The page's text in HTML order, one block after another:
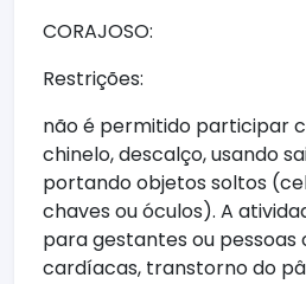
CORAJOSO:
Restrições:
não é permitido participar
chinelo, descalço, usando
portando objetos soltos
chaves ou óculos). A
para gestantes ou pessoas
cardíacas, transtorno do